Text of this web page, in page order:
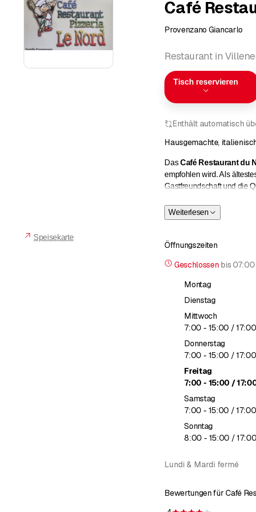
Café
Provenzano Giancarlo
Restaurant in
Tisch reservieren
Enthält automatisch
Hausgemachte,
DasCafé Restaurant du
empfohlen wird. Als
Gastfreundschaft und die
Unsere Empfehlungen
genießen. Alle unsere
Jeden Mittag können Sie
Familiäre Atmosphäre,
Weiterlesen
Speisekarte
Öffnungszeiten
Geschlossen bis07:00
Montag
Dienstag
Mittwoch
7:00 - bis
15:00 / 17:00
Donnerstag
7:00 - bis
15:00 / 17:00
Freitag
7:00 - bis
15:00 / 17:
Samstag
7:00 - bis
15:00 / 17:00
Sonntag
8:00 - bis
15:00 / 17:00
Lundi & Mardi fermé
Bewertungen für Café